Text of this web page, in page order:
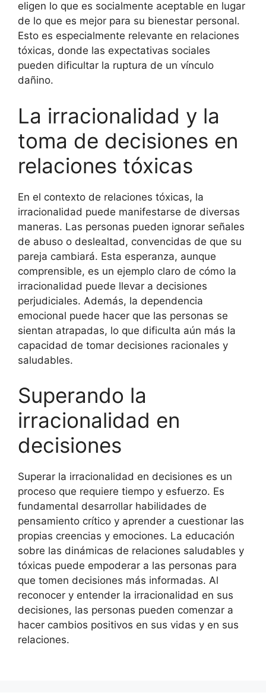
eligen lo que es socialmente aceptable en lugar
de lo que es mejor para su bienestar personal.
Esto es especialmente relevante en relaciones
tóxicas, donde las expectativas sociales
pueden dificultar la ruptura de un vínculo
dañino.
La irracionalidad y la
toma de decisiones en
relaciones tóxicas
En el contexto de relaciones tóxicas, la
irracionalidad puede manifestarse de diversas
maneras. Las personas pueden ignorar señales
de abuso o deslealtad, convencidas de que su
pareja cambiará. Esta esperanza, aunque
comprensible, es un ejemplo claro de cómo la
irracionalidad puede llevar a decisiones
perjudiciales. Además, la dependencia
emocional puede hacer que las personas se
sientan atrapadas, lo que dificulta aún más la
capacidad de tomar decisiones racionales y
saludables.
Superando la
irracionalidad en
decisiones
Superar la irracionalidad en decisiones es un
proceso que requiere tiempo y esfuerzo. Es
fundamental desarrollar habilidades de
pensamiento crítico y aprender a cuestionar las
propias creencias y emociones. La educación
sobre las dinámicas de relaciones saludables y
tóxicas puede empoderar a las personas para
que tomen decisiones más informadas. Al
reconocer y entender la irracionalidad en sus
decisiones, las personas pueden comenzar a
hacer cambios positivos en sus vidas y en sus
relaciones.